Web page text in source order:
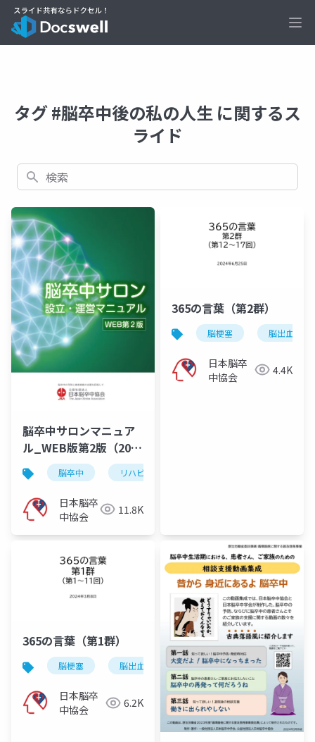
タグ #脳卒中後の私の人生 に関するス
ライド
検索
脳卒中サロンマニュア
ル_WEB版第2版（2025
年11月10日）
脳卒中 リハビリ
日本脳卒
中協会
11.8K
365の言葉（第2群）
脳梗塞 脳出血
日本脳卒
中協会
4.4K
365の言葉（第1群）
脳梗塞 脳出血 くも膜下出血 脳卒中
日本脳卒
中協会
6.2K